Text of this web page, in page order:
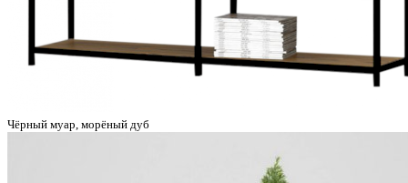
Чёрный муар, морёный дуб